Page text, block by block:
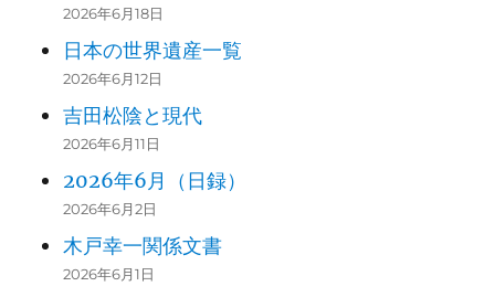
2026年6月18日
日本の世界遺産一覧
2026年6月12日
吉田松陰と現代
2026年6月11日
2026年6月（日録）
2026年6月2日
木戸幸一関係文書
2026年6月1日